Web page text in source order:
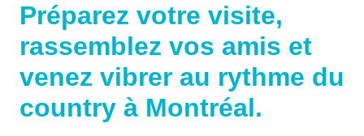
Préparez votre visite,
rassemblez vos amis et
venez vibrer au rythme du
country à Montréal.